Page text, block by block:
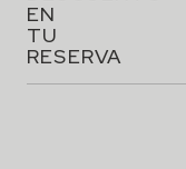
EN
TU
RESERVA